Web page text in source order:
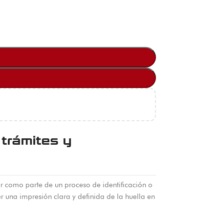
y
como parte de un proceso de identificación o
una impresión clara y definida de la huella en